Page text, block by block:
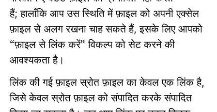
हैं;हालाँकि आप उस स्थिति में फ़ाइल को अपनी एक्सेल
फ़ाइल से अलग रखना चाह सकते हैं,इसके लिए आपको
“फ़ाइल से लिंक करें” विकल्प को सेट करने की
आवश्यकता है।
लिंक की गई फ़ाइल स्रोत फ़ाइल का केवल एक लिंक है,
जिसे केवल स्रोत फ़ाइल को संपादित करके संपादित